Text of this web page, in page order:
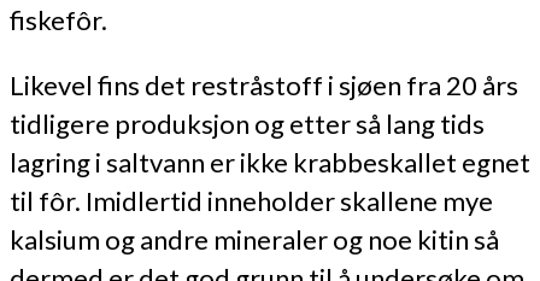
fiskefôr.
Likevel fins det restråstoff i sjøen fra 20 års
tidligere produksjon og etter så lang tids
lagring i saltvann er ikke krabbeskallet egnet
til fôr. Imidlertid inneholder skallene mye
kalsium og andre mineraler og noe kitin så